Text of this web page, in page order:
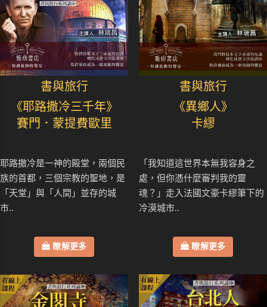
書與旅行
《耶路撒冷三千年》
賽門．蒙提費歐里
耶路撒冷是一神的殿堂，兩個民
族的首都，三個宗教的聖地，是
「天堂」與「人間」並存的城
市..
瞭解更多
書與旅行
《異鄉人》
卡繆
「我知道這世界本無我容身之
處，但你憑什麼審判我的靈
魂？」走入法國文豪卡繆筆下的
冷漠城市..
瞭解更多